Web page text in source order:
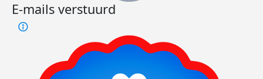
E-mails verstuurd